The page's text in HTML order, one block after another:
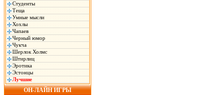
Студенты
Теща
Умные мысли
Хохлы
Чапаев
Черный юмор
Чукча
Шерлок Холмс
Штирлиц
Эротика
Эстонцы
Лучшие
ОН-ЛАЙН ИГРЫ